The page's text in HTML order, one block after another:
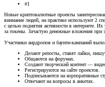
#1
Новые криптовалютные проекты
внимание людей, на практике используют 2
с целью поднятия активности в интернете.
за токены. Зачастую денежные вложения при
Участники аирдропов и баунти-кампаний
Делают репосты, ставят лайки,
Общаются на форумах.
Создают творческий контент —
Регистрируются на сайте проектов.
Подписываются на корпоративные
Отвечают на вопросы в анкетах.